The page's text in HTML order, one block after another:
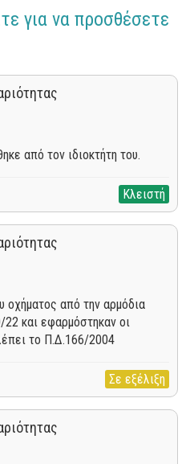
για να προσθέσετε
από τον ιδιοκτήτη του.
Κλειστή
οχήματος από την αρμόδια
και εφαρμόστηκαν οι
το Π.Δ.166/2004
Σε εξέλιξη